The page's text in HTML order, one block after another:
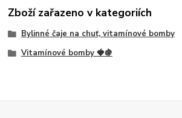
Zboží zařazeno v kategoriích
Bylinné čaje na chuť, vitamínové bomby
Vitamínové bomby 🍓🍇